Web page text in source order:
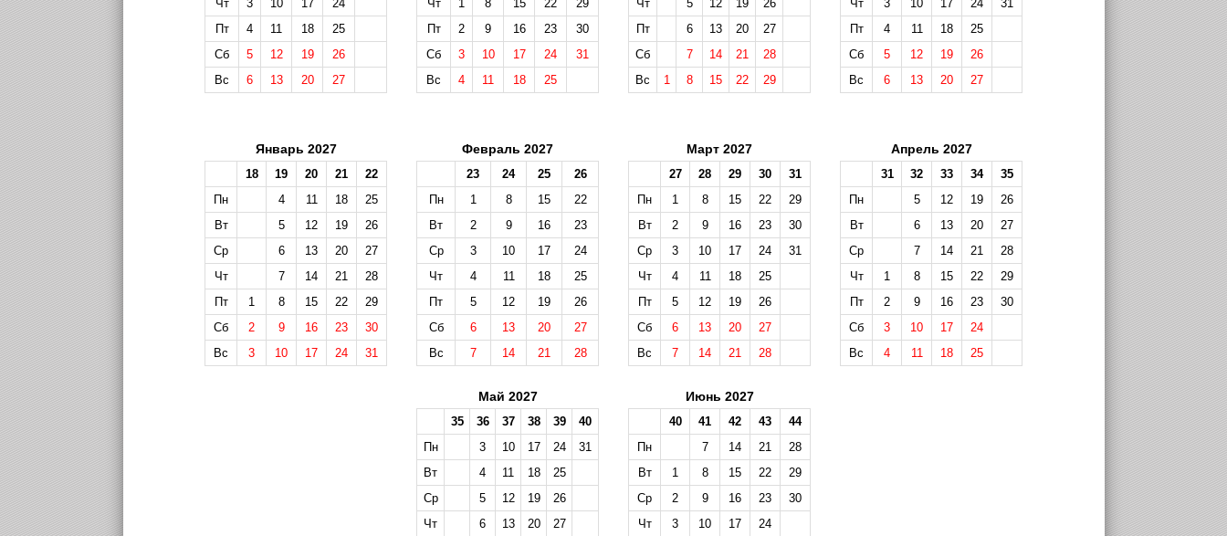
Чт
3 10 17
24
Пт
4 11 18
25
Сб
5 12 19
26
Вс
6 13 20 27
Чт
1 8 15 22
29
Пт
2 9 16 23
30
Сб
3 10 17 24
31
Вс
4 11 18 25
Чт
5 12 19
26
Пт
6 13 20
27
Сб
7 14 21
28
Вс
1 8 15 22 29
Чт
3 10 17 24
31
Пт
4 11 18
25
Сб
5 12 19
26
Вс
6 13 20 27
Январь 2027
18 19 20 21
22
Пн
4 11 18
25
Вт
5 12 19
26
Ср
6 13 20
27
Чт
7 14 21
28
Пт
1 8 15 22
29
Сб
2 9 16 23
30
Вс
3 10 17 24 31
Февраль 2027
23 24 25
26
Пн
1 8 15
22
Вт
2 9 16
23
Ср
3 10 17
24
Чт
4 11 18
25
Пт
5 12 19
26
Сб
6 13 20
27
Вс
7 14 21 28
Март 2027
27 28 29 30
31
Пн
1 8 15 22
29
Вт
2 9 16 23
30
Ср
3 10 17 24
31
Чт
4 11 18
25
Пт
5 12 19
26
Сб
6 13 20
27
Вс
7 14 21 28
Апрель 2027
31 32 33 34
35
Пн
5 12 19
26
Вт
6 13 20
27
Ср
7 14 21
28
Чт
1 8 15 22
29
Пт
2 9 16 23
30
Сб
3 10 17
24
Вс
4 11 18 25
Май 2027
35 36 37 38 39
40
Пн
3 10 17 24
31
Вт
4 11 18
25
Ср
5 12 19
26
Чт
6 13 20 27
Июнь 2027
40 41 42 43
44
Пн
7 14 21
28
Вт
1 8 15 22
29
Ср
2 9 16 23
30
Чт
3 10 17 24